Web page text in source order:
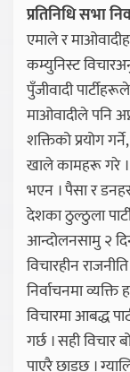
प्रतिनिधि सभा
एमाले र
कम्युनिस्ट
पुँजीवादी
माओवादीले पनि
शक्तिको प्रयोग
खाले कामहरू गरे ।
भएन । पैसा र
देशका ठुल्ठुला
आन्दोलनसामु २
विचारहीन
निर्वाचनमा
विचारमा आबद्ध
गर्छ । सही
पाएरै छाड्छ ।